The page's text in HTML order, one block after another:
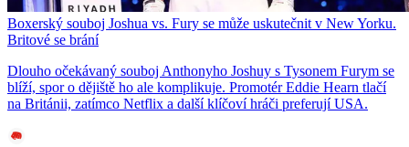
Boxerský souboj Joshua vs. Fury se může uskutečnit v New Yorku.
Britové se brání
Dlouho očekávaný souboj Anthonyho Joshuy s Tysonem Furym se
blíží, spor o dějiště ho ale komplikuje. Promotér Eddie Hearn tlačí
na Británii, zatímco Netflix a další klíčoví hráči preferují USA.